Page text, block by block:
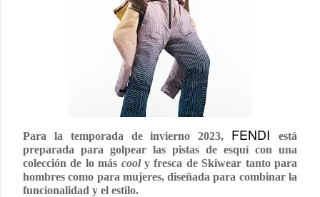
Para la temporada de invierno 2023, FENDI
está
preparada para golpear las pistas de esquí con una
colección de lo más cooly fresca de Skiwear tanto para
hombres como para mujeres, diseñada para combinar la
funcionalidad y el estilo.